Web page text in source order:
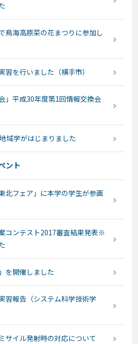
鳥海高原菜の花まつりに参加し
習を行いました（横手市）
」平成30年度第1回情報交換会
域学がはじまりました
ント
北フェア」に本学の学生が参画
コンテスト2017審査結果発表※
を開催しました
習報告（システム科学技術学
サイル発射時の対応について